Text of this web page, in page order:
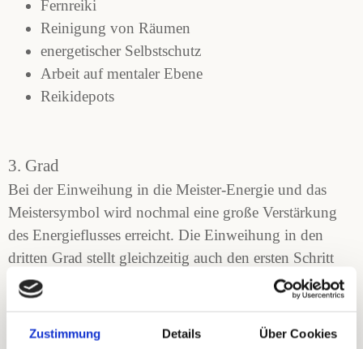
Zustimmung Details Über Cookies
Fernreiki
Reinigung von Räumen
energetischer Selbstschutz
Arbeit auf mentaler Ebene
Reikidepots
3. Grad
Bei der Einweihung in die Meister-Energie und das
Meistersymbol wird nochmal eine große Verstärkung
des Energieflusses erreicht. Die Einweihung in den
dritten Grad stellt gleichzeitig auch den ersten Schritt
in die Lehrerschaft dar. Aber nicht jeder Meister
möchte dann auch lehren. Darum hast Du die
Möglichkeit nur die Einweihung in die Meister-